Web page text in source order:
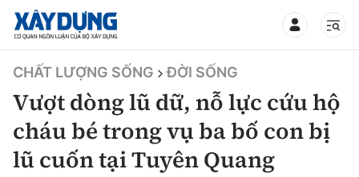
TIN BỘ XÂY DỰNG
CHUYÊN MỤC
CHẤT LƯỢNG SỐNG ĐỜI SỐNG
Vượt dòng lũ dữ, nỗ lực cứu hộ
cháu bé trong vụ ba bố con bị
lũ cuốn tại Tuyên Quang